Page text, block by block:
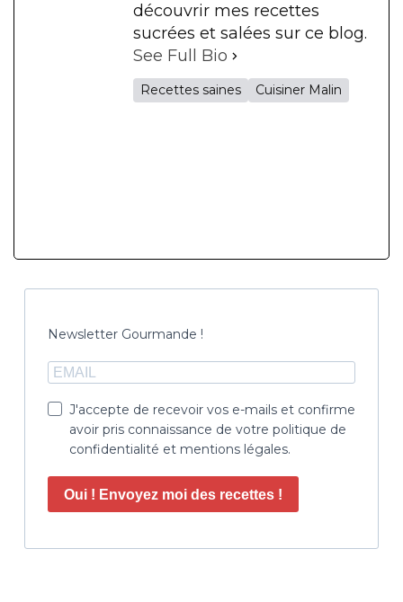
découvrir mes recettes
sucrées et salées sur ce blog.
See Full Bio
Recettes saines Cuisiner Malin
Newsletter Gourmande !
J'accepte de recevoir vos e-mails et confirme
avoir pris connaissance de votre politique de
confidentialité et mentions légales.
Oui ! Envoyez moi des recettes !